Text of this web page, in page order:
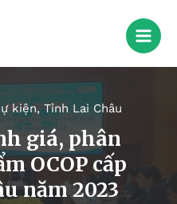
kiện,Tỉnh Lai Châu
giá, phân
OCOP cấp
năm 2023